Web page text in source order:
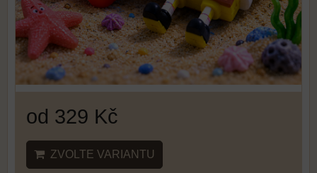
od 329 Kč
ZVOLTE VARIANTU